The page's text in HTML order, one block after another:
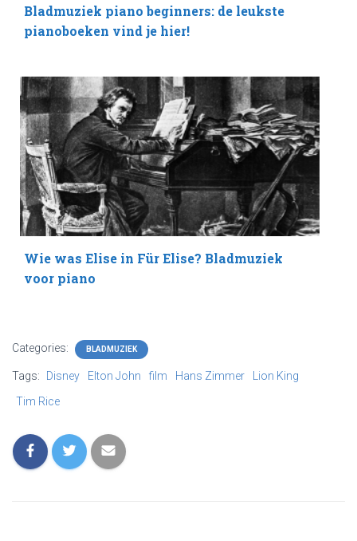
Bladmuziek piano beginners: de leukste
pianoboeken vind je hier!
Wie was Elise in Für Elise? Bladmuziek
voor piano
Categories: BLADMUZIEK
Tags: Disney Elton John film Hans Zimmer
Lion King
Tim Rice